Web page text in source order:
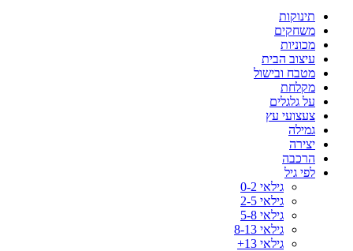
תינוקות
משחקים
מכוניות
עיצוב הבית
מטבח ובישול
מקלחת
על גלגלים
צעצועי עץ
גמילה
יצירה
הרכבה
לפי גיל
גילאי 0-2
גילאי 2-5
גילאי 5-8
גילאי 8-13
גילאי 13+